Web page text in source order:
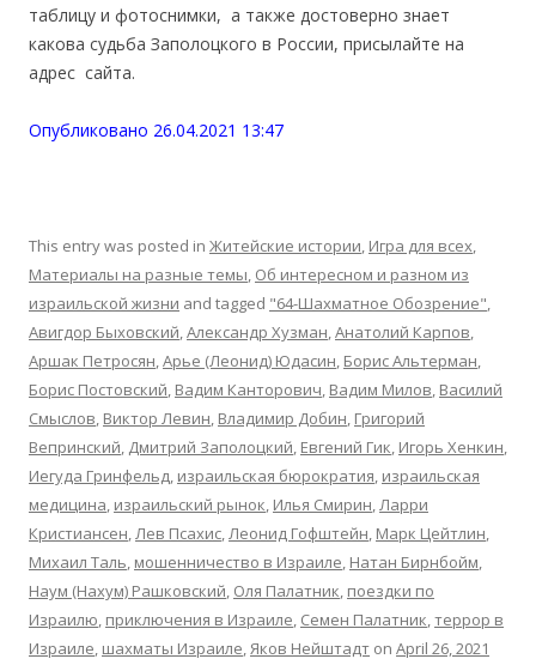
таблицу и фотоснимки, а также достоверно знает
какова судьба Заполоцкого в России, присылайте на
адрес сайта.
Опубликовано 26.04.2021 13:47
This entry was posted in Житейские истории, Игра для всех,
Материалы на разные темы, Об интересном и разном из
израильской жизни and tagged "64-Шахматное Обозрение",
Авигдор Быховский,Александр Хузман,Анатолий Карпов,
Аршак Петросян,Арье (Леонид) Юдасин, Борис Альтерман,
Борис Постовский, Вадим Канторович, Вадим Милов, Василий
Смыслов, Виктор Левин, Владимир Добин, Григорий
Вепринский, Дмитрий Заполоцкий, Евгений Гик, Игорь Хенкин,
Иегуда Гринфельд, израильская бюрократия, израильская
медицина, израильский рынок, Илья Смирин,Ларри
Кристиансен,Лев Псахис,Леонид Гофштейн, Марк Цейтлин,
Михаил Таль, мошенничество в Израиле, Натан Бирнбойм,
Наум (Нахум) Рашковский, Оля Палатник, поездки по
Израилю, приключения в Израиле, Семен Палатник,террор в
Израиле, шахматы Израиле,Яков Нейштадт on April 26, 2021